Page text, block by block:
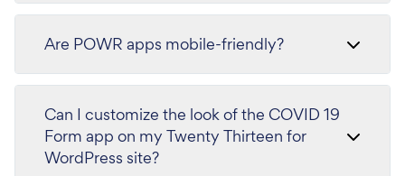
Are POWR apps mobile-friendly?
Can I customize the look of the COVID 19
Form app on my Twenty Thirteen for
WordPress site?